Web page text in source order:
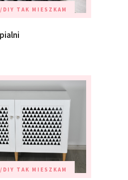
DIY TAK MIESZKAM
DIY TAK MIESZKAM